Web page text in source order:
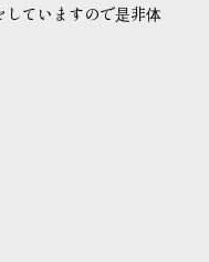
していますので是非体